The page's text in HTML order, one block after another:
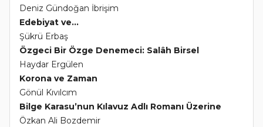
Deniz Gündoğan İbrişim
Edebiyat ve...
Şükrü Erbaş
Özgeci Bir Özge Denemeci: Salâh Birsel
Haydar Ergülen
Korona ve Zaman
Gönül Kıvılcım
Bilge Karasu’nun Kılavuz Adlı Romanı Üzerine
Özkan Ali Bozdemir